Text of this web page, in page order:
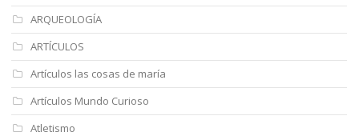
ARQUEOLOGÍA
ARTÍCULOS
Artículos las cosas de maría
Artículos Mundo Curioso
Atletismo